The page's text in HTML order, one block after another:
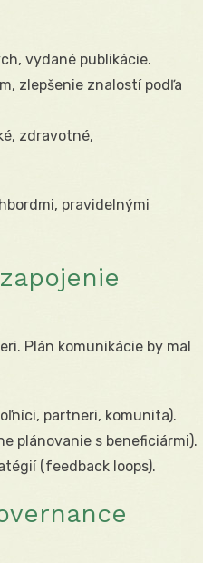
vydané publikácie.
zlepšenie znalostí podľa
zdravotné,
pravidelnými
Plán komunikácie by mal
partneri, komunita).
plánovanie s beneficiármi).
(feedback loops).